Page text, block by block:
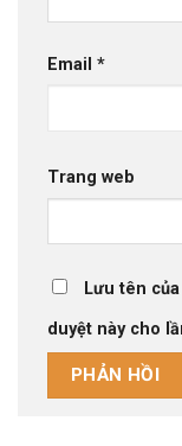
Email *
Trang web
Lưu tên
duyệt này cho